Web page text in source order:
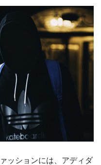
ッションには、アディダ